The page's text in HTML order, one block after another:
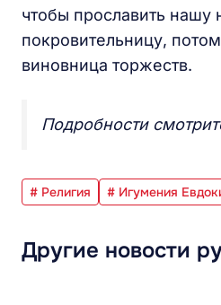
чтобы прославить нашу
покровительницу,
виновница торжеств.
Подробности
# Религия # Игумения
Другие новости